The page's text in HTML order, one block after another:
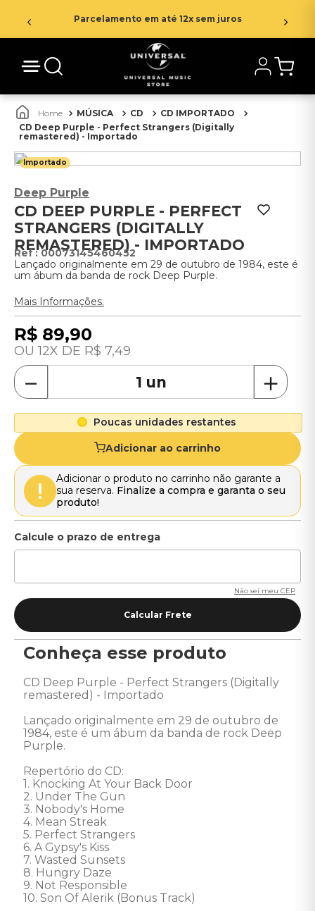
Parcelamento em até 12x sem juros
MÚSICA CD
CD IMPORTADO
CD Deep Purple - Perfect Strangers (Digitally
remastered) - Importado
Importado
Deep Purple
CD DEEP PURPLE - PERFECT
STRANGERS (DIGITALLY
REMASTERED) - IMPORTADO
:00073145460452
Lançado originalmente em 29 de outubro de 1984, este é
um ábum da banda de rock Deep Purple.
Mais Informações.
R$ 89,90
12 R$ 7,49
＋
－
Poucas unidades restantes
Adicionar ao carrinho
Adicionar o produto no carrinho não garante a
sua reserva. Finalize a compra e garanta o seu
produto!
Não sei meu CEP
Conheça esse produto
CD Deep Purple - Perfect Strangers (Digitally
remastered) - Importado
Lançado originalmente em 29 de outubro de
1984, este é um ábum da banda de rock Deep
Purple.
Repertório do CD:
1. Knocking At Your Back Door
2. Under The Gun
3. Nobody's Home
4. Mean Streak
5. Perfect Strangers
6. A Gypsy's Kiss
7. Wasted Sunsets
8. Hungry Daze
9. Not Responsible
10. Son Of Alerik (Bonus Track)